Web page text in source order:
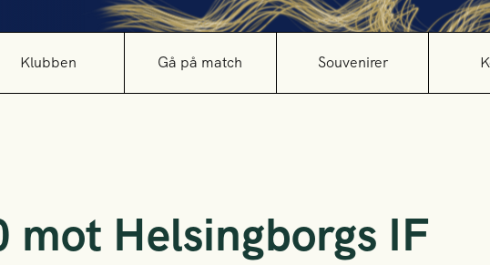
Klubben Gå på match Souvenirer
mot Helsingborgs IF